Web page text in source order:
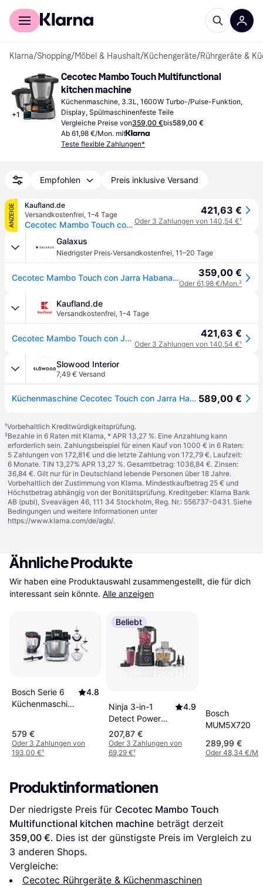
Für Shopper
Klarna/Shopping/Möbel & Haushalt/Küchengeräte/Rührgeräte &
+1
Cecotec Mambo Touch Multifunctional
kitchen machine
Küchenmaschine, 3.3L, 1600W Turbo-/Pulse-Funktion,
Display, Spülmaschinenfeste Teile
Vergleiche Preise von359,00 €bis589,00 €
Ab 61,98 €/Mon. mit
Teste flexible Zahlungen*
Empfohlen Preis inklusive Versand
ANZEIGE
Kaufland.de
Versandkostenfrei, 1–4 Tage
Cecotec Mambo Touch con Jarra Habana, 3,3 l, 120 °C, 37 °C, Kochen, Teig, Kneten, Slow Cooking, Dampf, Stew, 720 min, 12,7 cm (5")
421,63 €
Oder 3 Zahlungen von 140,54 €¹
Galaxus
Niedrigster Preis·Versandkostenfrei, 11–20 Tage
Cecotec Mambo Touch con Jarra Habana, Küchenmaschine, Schwarz, Silber 359,00 €
Oder 61,98 €/Mon.²
Kaufland.de
Versandkostenfrei, 1–4 Tage
Cecotec Mambo Touch con Jarra Habana, 3,3 l, 120 °C, 37 °C, Kochen, Teig, Kneten, Slow Cooking, Dampf, Stew, 720 min, 12,7 cm (5") 421,63 €
Oder 3 Zahlungen von 140,54 €¹
Slowood Interior
7,49 € Versand
Küchenmaschine Cecotec Touch con Jarra Habana 589,00 €
¹Vorbehaltlich Kreditwürdigkeitsprüfung.
²Bezahle in 6 Raten mit Klarna, * APR 13,27 %. Eine Anzahlung kann
erforderlich sein. Zahlungsbeispiel für einen Kauf von 1000 € in 6 Raten:
5 Zahlungen von 172,81€ und die letzte Zahlung von 172,79 €. Laufzeit:
6 Monate. TIN 13,27% APR 13,27 %. Gesamtbetrag: 1036,84 €. Zinsen:
36,84 €. Gilt nur für in Deutschland lebende Personen über 18 Jahre.
Vorbehaltlich der Zustimmung von Klarna. Mindestkaufbetrag 25 € und
Höchstbetrag abhängig von der Bonitätsprüfung. Kreditgeber: Klarna Bank
AB (publ), Sveavägen 46, 111 34 Stockholm, Reg. Nr.: 556737-0431. Siehe
Bedingungen und weitere Informationen unter
https://www.klarna.com/de/agb/.
Ähnliche Produkte
Wir haben eine Produktauswahl zusammengestellt, die für dich
interessant sein könnte. Alle anzeigen
Bosch Serie 6
Küchenmaschine
4.8
579 €
Oder 3 Zahlungen von
193,00 €¹
Beliebt
Ninja 3-in-1
Detect Power
Pro TB401UK
4.9
207,87 €
Oder 3 Zahlungen von
69,29 €¹
Bosch
MUM5X720
289,99 €
Oder 48,34 €/
Produktinformationen
Der niedrigste Preis für Cecotec Mambo Touch
Multifunctional kitchen machine
359,00 €
3 anderen Shops.
Vergleiche:
Cecotec Rührgeräte & Küchenmaschinen